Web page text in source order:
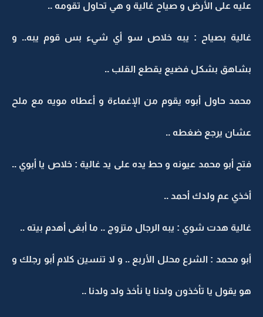
عليه على الأرض و صياح غالية و هي تحاول تقومه ..
غالية بصياح : يبه خلاص سو أي شيء بس قوم يبه.. و
بشاهق بشكل فضيع يقطع القلب ..
محمد حاول أبوه يقوم من الإغماءة و أعطاه مويه مع ملح
عشان يرجع ضغطه ..
فتح أبو محمد عيونه و حط يده على يد غالية : خلاص يا أبوي ..
أخذي عم ولدك أحمد ..
غالية هدت شوي : يبه الرجال متزوج .. ما أبغى أهدم بيته ..
أبو محمد : الشرع محلل الأربع .. و لا تنسين كلام أبو رجلك و
هو يقول يا تأخذون ولدنا يا نأخذ ولد ولدنا ..